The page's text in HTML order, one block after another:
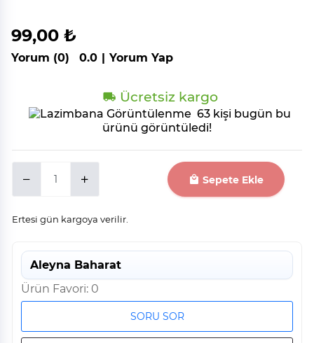
99,00 ₺
Yorum (0) 0.0 | Yorum Yap
Ücretsiz kargo
63 kişi bugün bu
ürünü görüntüledi!
Sepete Ekle
Ertesi gün kargoya verilir.
Aleyna Baharat
Ürün Favori: 0
SORU SOR